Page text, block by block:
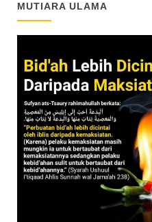
MUTIARA ULAMA